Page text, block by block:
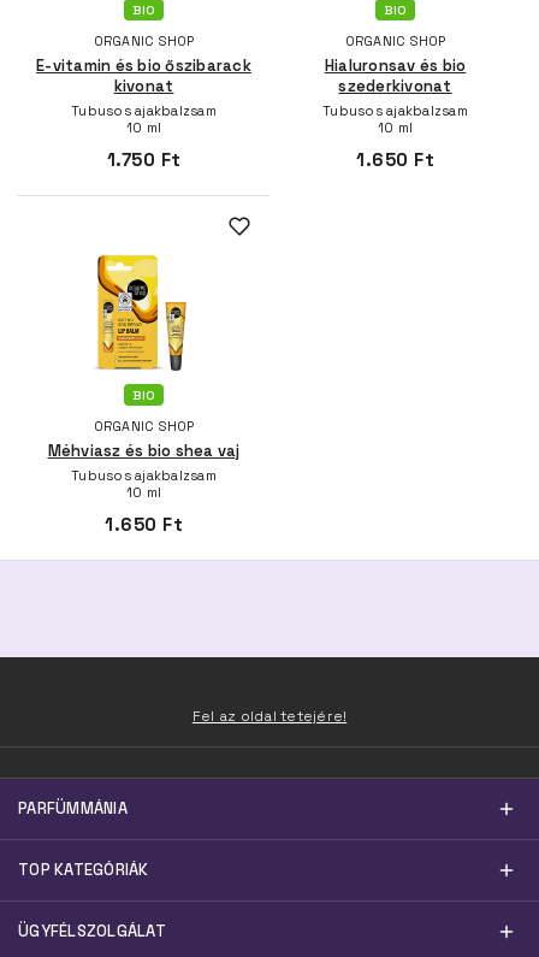
BIO
ORGANIC SHOP
E-vitamin és bio őszibarack
kivonat
Tubusos ajakbalzsam
10 ml
1.750 Ft
BIO
ORGANIC SHOP
Hialuronsav és bio
szederkivonat
Tubusos ajakbalzsam
10 ml
1.650 Ft
BIO
ORGANIC SHOP
Méhviasz és bio shea vaj
Tubusos ajakbalzsam
10 ml
1.650 Ft
Fel az oldal tetejére!
PARFÜMMÁNIA
TOP KATEGÓRIÁK
ÜGYFÉLSZOLGÁLAT